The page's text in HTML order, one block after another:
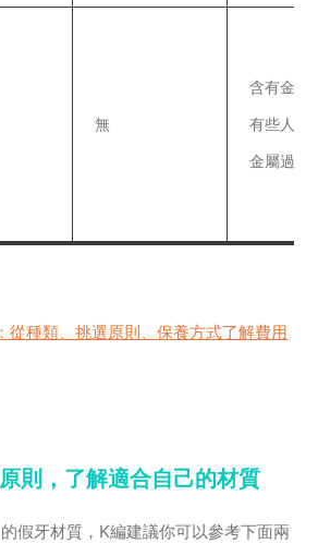
無
含有金屬
有些人可
金屬過敏
從種類、挑選原則、保養方式了解費用
則，了解適合自己的材質
假牙材質，K編建議你可以參考下面兩